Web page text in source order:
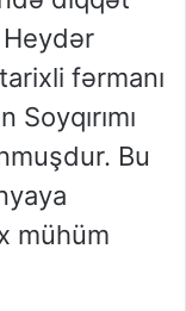
Heydər
fərmanı
Bu
mühüm